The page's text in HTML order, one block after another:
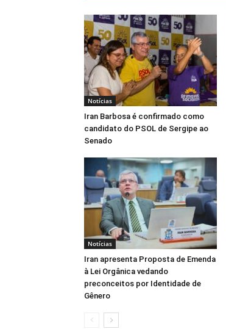
Notícias
Iran Barbosa é confirmado como
candidato do PSOL de Sergipe ao
Senado
Notícias
Iran apresenta Proposta de Emenda
à Lei Orgânica vedando
preconceitos por Identidade de
Gênero